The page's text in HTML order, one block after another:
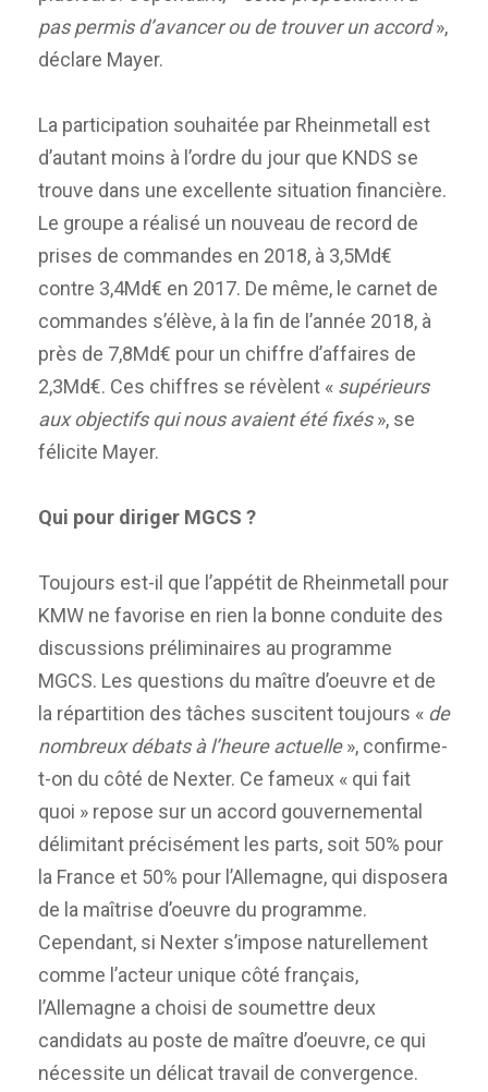
pas permis d’avancer ou de trouver un accord»,
déclare Mayer.
La participation souhaitée par Rheinmetall est
d’autant moins à l’ordre du jour que KNDS se
trouve dans une excellente situation financière.
Le groupe a réalisé un nouveau de record de
prises de commandes en 2018, à 3,5Md€
contre 3,4Md€ en 2017. De même, le carnet de
commandes s’élève, à la fin de l’année 2018, à
près de 7,8Md€ pour un chiffre d’affaires de
2,3Md€. Ces chiffres se révèlent « supérieurs
aux objectifs qui nous avaient été fixés», se
félicite Mayer.
Qui pour diriger MGCS ?
Toujours est-il que l’appétit de Rheinmetall pour
KMW ne favorise en rien la bonne conduite des
discussions préliminaires au programme
MGCS. Les questions du maître d’oeuvre et de
la répartition des tâches suscitent toujours « de
nombreux débats à l’heure actuelle», confirme-
t-on du côté de Nexter. Ce fameux « qui fait
quoi » repose sur un accord gouvernemental
délimitant précisément les parts, soit 50% pour
la France et 50% pour l’Allemagne, qui disposera
de la maîtrise d’oeuvre du programme.
Cependant, si Nexter s’impose naturellement
comme l’acteur unique côté français,
l’Allemagne a choisi de soumettre deux
candidats au poste de maître d’oeuvre, ce qui
nécessite un délicat travail de convergence.